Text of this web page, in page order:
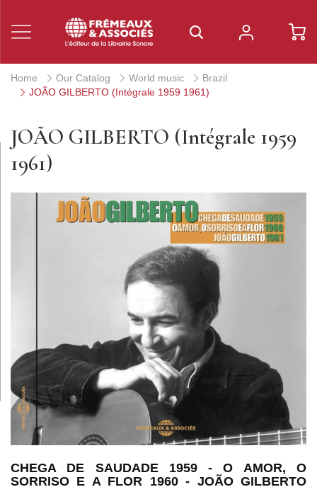
Home Our Catalog World music
Brazil
JOÃO GILBERTO (Intégrale 1959 1961)
JOÃO GILBERTO (Intégrale 1959
1961)
CHEGA DE SAUDADE 1959 - O AMOR, O
SORRISO E A FLOR 1960 - JOÃO GILBERTO